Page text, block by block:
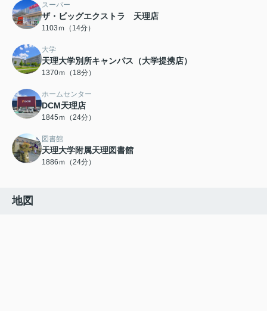
スーパー
ザ・ビッグエクストラ 天理店
1103ｍ（14分）
大学
天理大学別所キャンパス（大学提携店）
1370ｍ（18分）
ホームセンター
DCM天理店
1845ｍ（24分）
図書館
天理大学附属天理図書館
1886ｍ（24分）
地図